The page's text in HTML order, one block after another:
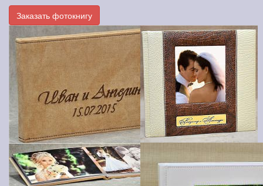
Заказать фотокнигу